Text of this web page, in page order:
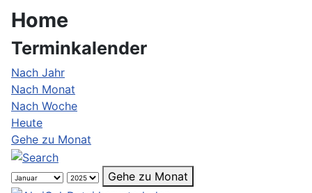
Home
Terminkalender
Nach Jahr
Nach Monat
Nach Woche
Heute
Gehe zu Monat
Gehe zu Monat